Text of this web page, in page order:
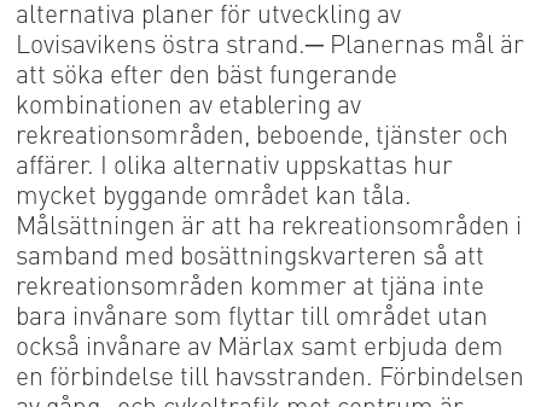
alternativa planer för utveckling av
Lovisavikens östra strand.─ Planernas mål är
att söka efter den bäst fungerande
kombinationen av etablering av
rekreationsområden, beboende, tjänster och
affärer. I olika alternativ uppskattas hur
mycket byggande området kan tåla.
Målsättningen är att ha rekreationsområden i
samband med bosättningskvarteren så att
rekreationsområden kommer at tjäna inte
bara invånare som flyttar till området utan
också invånare av Märlax samt erbjuda dem
en förbindelse till havsstranden. Förbindelsen